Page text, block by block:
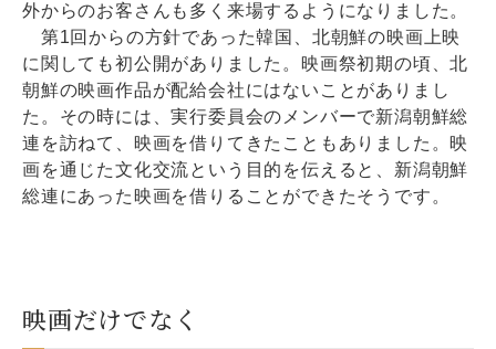
外からのお客さんも多く来場するようになりました。
第1回からの方針であった韓国、北朝鮮の映画上映
に関しても初公開がありました。映画祭初期の頃、北
朝鮮の映画作品が配給会社にはないことがありまし
た。その時には、実行委員会のメンバーで新潟朝鮮総
連を訪ねて、映画を借りてきたこともありました。映
画を通じた文化交流という目的を伝えると、新潟朝鮮
総連にあった映画を借りることができたそうです。
映画だけでなく